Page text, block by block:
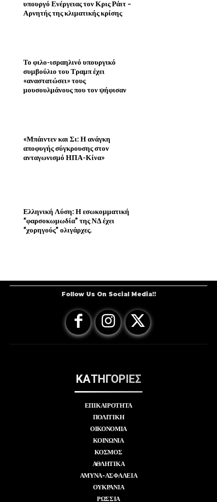
υπουργό Ενέργειας τον Κρις Ράιτ –
Αρνητής της κλιματικής κρίσης
Το φιλο-ισραηλινό υπουργικό
συμβούλιο του Τραμπ έχει
«αναστατώσει» τους
μουσουλμάνους που τον ψήφισαν
«Μπάιντεν και Σι: Η ανάγκη
αποφυγής σύγκρουσης στον
ανταγωνισμό ΗΠΑ-Κίνα»
Ελληνική Λύση: Η εσωκομματική
“φαρσοκωμωδία” της ΝΔ έχει
“χορηγούς” ολιγάρχες.
Follow Us On Social Media!!
ΚΑΤΗΓΟΡΙΕΣ
ΕΠΙΚΑΙΡΟΤΗΤΑ
ΠΟΛΙΤΙΚΗ
ΟΙΚΟΝΟΜΙΑ
ΚΟΙΝΩΝΙΑ
ΚΟΣΜΟΣ
ΑΘΛΗΤΙΚΑ
ΑΜΥΝΑ-ΑΣΦΑΛΕΙΑ
ΟΥΚΡΑΝΙΑ
ΡΩΣΣΙΑ